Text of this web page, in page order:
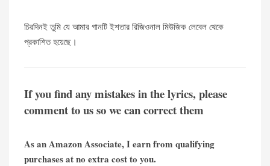
চিরদিনই তুমি যে আমার গানটি ইশতার রিজিওনাল মিউজিক লেবেল থেকে
প্রকাশিত হয়েছে।
If you find any mistakes in the lyrics, please
comment to us so we can correct them
As an Amazon Associate, I earn from qualifying
purchases at no extra cost to you.